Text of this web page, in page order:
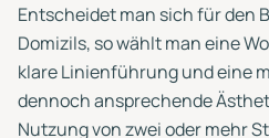
Entscheidet man sich für den
Domizils, so wählt man eine
klare Linienführung und eine
dennoch ansprechende
Nutzung von zwei oder mehr